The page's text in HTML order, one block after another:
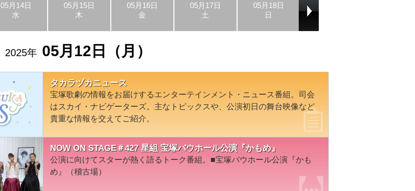
05月14日
水
05月15日
木
05月16日
金
05月17日
土
05月18日
日
2025年 05月12日（月）
タカラヅカニュース
宝塚歌劇の情報をお届けするエンターテインメント・ニュース番組。司会
はスカイ・ナビゲーターズ。主なトピックスや、公演初日の舞台映像など
貴重な情報を交えてご紹介。
NOW ON STAGE＃427 星組 宝塚バウホール公演『かもめ』
公演に向けてスターが熱く語るトーク番組。■宝塚バウホール公演『かも
め』（稽古場）